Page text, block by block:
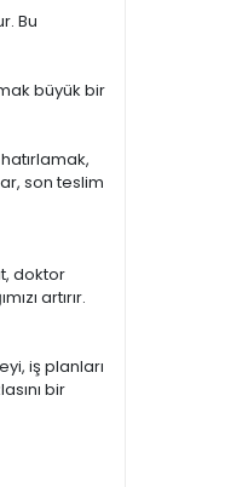
Bu
büyük bir
son teslim
doktor
artırır.
iş planları
bir